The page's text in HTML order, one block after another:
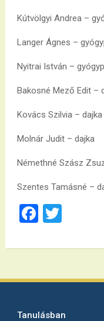
Kútvölgyi Andrea –
Langer Ágnes –
Nyitrai István –
Bakosné Mező Edit –
Kovács Szilvia – dajka
Molnár Judit – dajka
Némethné Szász
Szentes Tamásné –
Tanulásban